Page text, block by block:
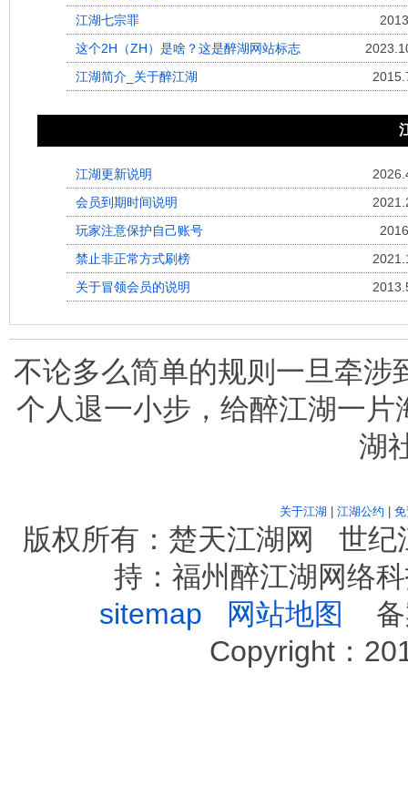
江湖七宗罪
这个2H（ZH）是啥？这是醉湖网站标志
江湖简介_关于醉江湖
江湖更新说明
会员到期时间说明
玩家注意保护自己账号
禁止非正常方式刷榜
关于冒领会员的说明
不论多么简单的规则一旦牵涉
个人退一小步，给醉江湖一
湖
关于江湖 江湖公约
版权所有：楚天江湖网 世
持：福州醉江湖网络
sitemap
网站地图
备
Copyright：